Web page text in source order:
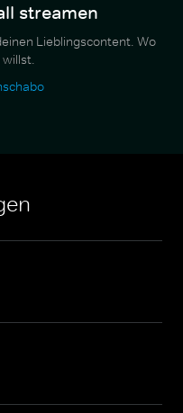
streamen
Lieblingscontent. Wo
willst.